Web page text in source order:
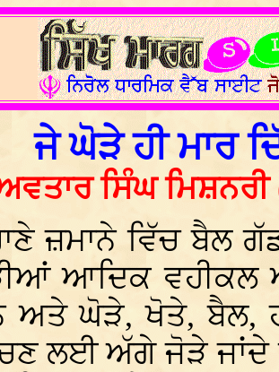
ਜੇ ਘੋੜੇ ਹੀ ਮਾਰ
ਸਿੰਘ ਮਿਸ਼ਨਰੀ
ਜ਼ਮਾਨੇ ਵਿੱਚ ਬੈਲ
ਆਦਿਕ ਵਹੀਕਲ
ਅਤੇ ਘੋੜੇ, ਖੋਤੇ, ਬੈਲ,
ਲਈ ਅੱਗੇ ਜੋੜੇ